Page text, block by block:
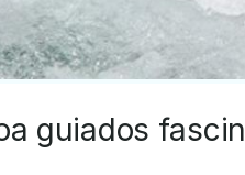
guiados